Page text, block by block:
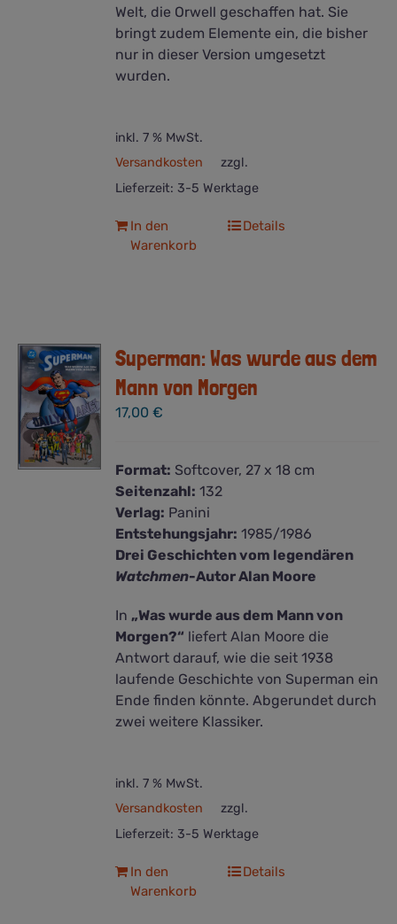
Welt, die Orwell geschaffen hat. Sie
bringt zudem Elemente ein, die bisher
nur in dieser Version umgesetzt
wurden.
inkl. 7 % MwSt.
zzgl.
Versandkosten
Lieferzeit: 3-5 Werktage
In den
Warenkorb
Details
Superman: Was wurde aus dem
Mann von Morgen
17,00€
Format: Softcover, 27 x 18 cm
Seitenzahl: 132
Verlag: Panini
Entstehungsjahr: 1985/1986
Drei Geschichten vom legendären
Watchmen-Autor Alan Moore
In„Was wurde aus dem Mann von
Morgen?“ liefert Alan Moore die
Antwort darauf, wie die seit 1938
laufende Geschichte von Superman ein
Ende finden könnte. Abgerundet durch
zwei weitere Klassiker.
inkl. 7 % MwSt.
zzgl.
Versandkosten
Lieferzeit: 3-5 Werktage
In den
Warenkorb
Details